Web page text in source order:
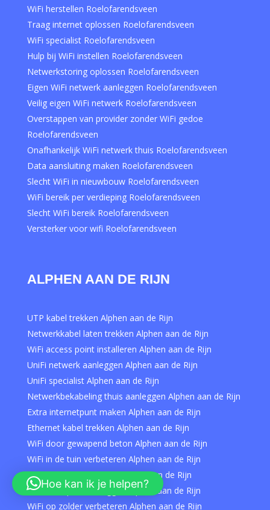
WiFi herstellen Roelofarendsveen
Traag internet oplossen Roelofarendsveen
WiFi specialist Roelofarendsveen
Hulp bij WiFi instellen Roelofarendsveen
Netwerkstoring oplossen Roelofarendsveen
Eigen WiFi netwerk aanleggen Roelofarendsveen
Veilig eigen WiFi netwerk Roelofarendsveen
Overstappen van provider zonder WiFi gedoe
Roelofarendsveen
Onafhankelijk WiFi netwerk thuis Roelofarendsveen
Data aansluiting maken Roelofarendsveen
Slecht WiFi in nieuwbouw Roelofarendsveen
WiFi bereik per verdieping Roelofarendsveen
Slecht WiFi bereik Roelofarendsveen
Versterker voor wifi Roelofarendsveen
ALPHEN AAN DE RIJN
UTP kabel trekken Alphen aan de Rijn
Netwerkkabel laten trekken Alphen aan de Rijn
WiFi access point installeren Alphen aan de Rijn
UniFi netwerk aanleggen Alphen aan de Rijn
UniFi specialist Alphen aan de Rijn
Netwerkbekabeling thuis aanleggen Alphen aan de Rijn
Extra internetpunt maken Alphen aan de Rijn
Ethernet kabel trekken Alphen aan de Rijn
WiFi door gewapend beton Alphen aan de Rijn
WiFi in de tuin verbeteren Alphen aan de Rijn
WiFi voor Tesla update Alphen aan de Rijn
WiFi in carport aanleggen Alphen aan de Rijn
WiFi op zolder verbeteren Alphen aan de Rijn
Hoe kan ik je helpen?